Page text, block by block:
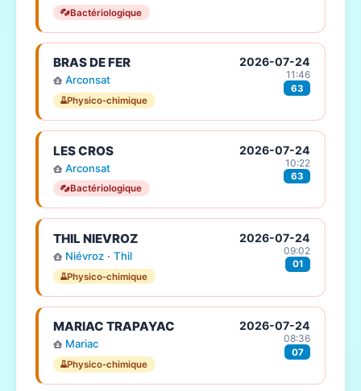
Bactériologique
BRAS DE FER
Arconsat
Physico-chimique
2026-07-24
11:46
63
LES CROS
Arconsat
Bactériologique
2026-07-24
10:22
63
THIL NIEVROZ
Niévroz· Thil
Physico-chimique
2026-07-24
09:02
01
MARIAC TRAPAYAC
Mariac
Physico-chimique
2026-07-24
08:36
07